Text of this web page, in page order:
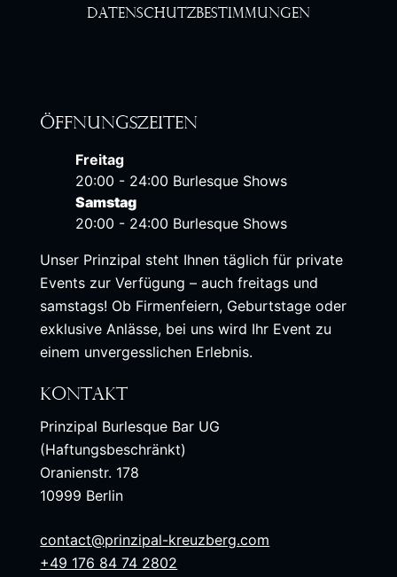
Datenschutzbestimmungen
Öffnungszeiten
Freitag
20:00 - 24:00 Burlesque Shows
Samstag
20:00 - 24:00 Burlesque Shows
Unser Prinzipal steht Ihnen täglich für private
Events zur Verfügung – auch freitags und
samstags! Ob Firmenfeiern, Geburtstage oder
exklusive Anlässe, bei uns wird Ihr Event zu
einem unvergesslichen Erlebnis.
Kontakt
Prinzipal Burlesque Bar UG
(Haftungsbeschränkt)
Oranienstr. 178
10999 Berlin
contact@prinzipal-kreuzberg.com
+49 176 84 74 2802